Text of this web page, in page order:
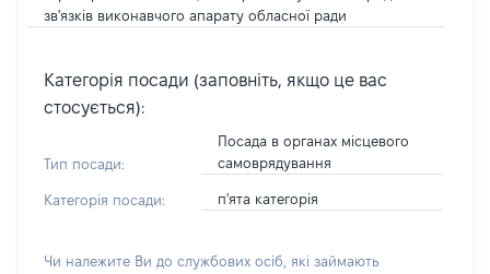
зв'язків виконавчого апарату обласної ради
Категорія посади (заповніть, якщо це вас
стосується):
Тип посади:
Посада в органах місцевого
самоврядування
Категорія посади: п'ята категорія
Чи належите Ви до службових осіб, які займають